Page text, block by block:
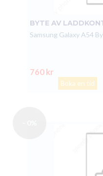
BYTE AV
Samsung Galaxy A54
760 kr
Boka en tid